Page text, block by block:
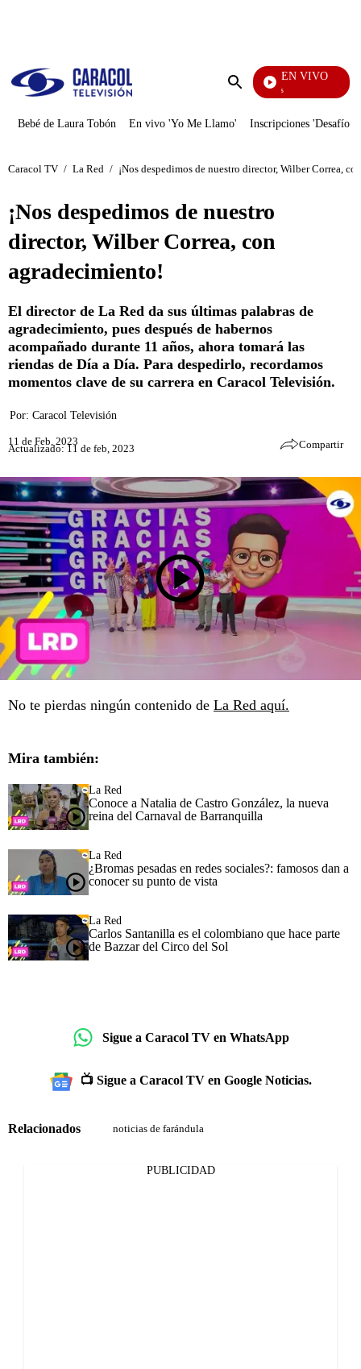
Enviar
EN VIVO
También Caerás
Bebé de Laura Tobón En vivo 'Yo Me Llamo' Inscripciones 'Desafío'
Caracol TV / La Red / ¡Nos despedimos de nuestro director, Wilber Correa,
¡Nos despedimos de nuestro
director, Wilber Correa, con
agradecimiento!
El director de La Red da sus últimas palabras de
agradecimiento, pues después de habernos
acompañado durante 11 años, ahora tomará las
riendas de Día a Día. Para despedirlo, recordamos
momentos clave de su carrera en Caracol Televisión.
Por: Caracol Televisión
11 de Feb, 2023
Actualizado: 11 de feb, 2023 Compartir
No te pierdas ningún contenido de La Red aquí.
Mira también:
La Red
Conoce a Natalia de Castro González, la nueva
reina del Carnaval de Barranquilla
La Red
¿Bromas pesadas en redes sociales?: famosos dan a
conocer su punto de vista
La Red
Carlos Santanilla es el colombiano que hace parte
de Bazzar del Circo del Sol
Sigue a Caracol TV en WhatsApp
📺 Sigue a Caracol TV en Google Noticias.
Relacionados noticias de farándula
PUBLICIDAD